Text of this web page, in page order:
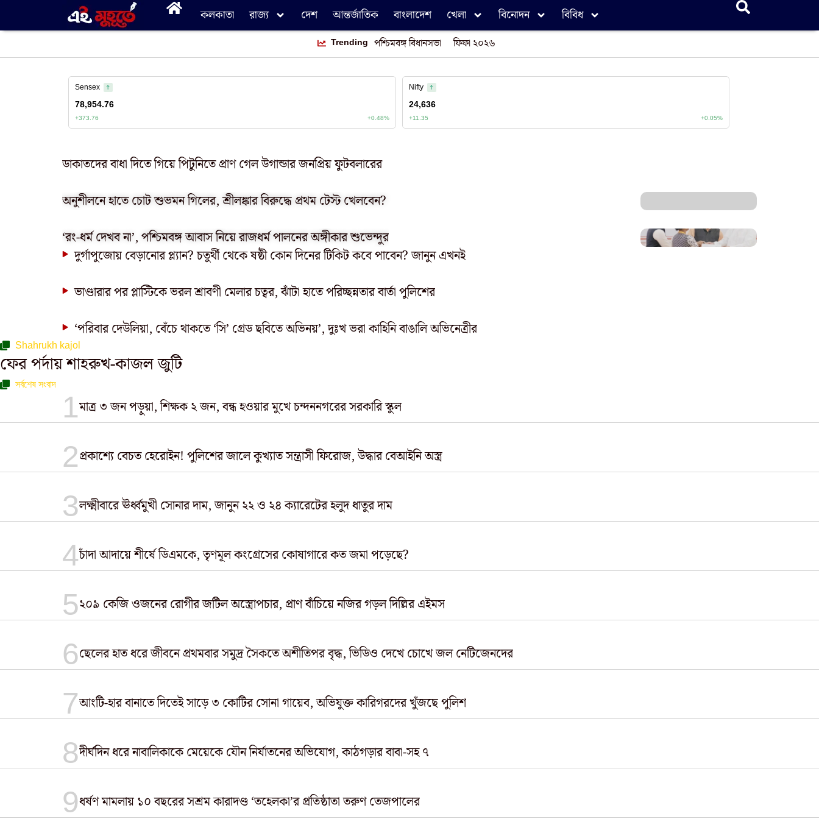
কলকাতা রাজ্য দেশ আন্তর্জাতিক বাংলাদেশ খেলা বিনোদন বিবিধ
Trending পশ্চিমবঙ্গ বিধানসভা ফিফা ২০২৬
ডাকাতদের বাধা দিতে গিয়ে পিটুনিতে প্রাণ গেল উগান্ডার জনপ্রিয় ফুটবলারের
অনুশীলনে হাতে চোট শুভমন গিলের, শ্রীলঙ্কার বিরুদ্ধে প্রথম টেস্ট খেলবেন?
‘রং-ধর্ম দেখব না’, পশ্চিমবঙ্গ আবাস নিয়ে রাজধর্ম পালনের অঙ্গীকার শুভেন্দুর
দুর্গাপুজোয় বেড়ানোর প্ল্যান? চতুর্থী থেকে ষষ্ঠী কোন দিনের টিকিট কবে পাবেন? জানুন এখনই
ভাণ্ডারার পর প্লাস্টিকে ভরল শ্রাবণী মেলার চত্বর, ঝাঁটা হাতে পরিচ্ছন্নতার বার্তা পুলিশের
‘পরিবার দেউলিয়া, বেঁচে থাকতে ‘সি’ গ্রেড ছবিতে অভিনয়’, দুঃখ ভরা কাহিনি বাঙালি অভিনেত্রীর
Shahrukh kajol
ফের পর্দায় শাহরুখ-কাজল জুটি
সর্বশেষ সংবাদ
মাত্র ৩ জন পড়ুয়া, শিক্ষক ২ জন, বন্ধ হওয়ার মুখে চন্দননগরের সরকারি স্কুল
প্রকাশ্যে বেচত হেরোইন! পুলিশের জালে কুখ্যাত সন্ত্রাসী ফিরোজ, উদ্ধার বেআইনি অস্ত্র
লক্ষ্মীবারে ঊর্ধ্বমুখী সোনার দাম, জানুন ২২ ও ২৪ ক্যারেটের হলুদ ধাতুর দাম
চাঁদা আদায়ে শীর্ষে ডিএমকে, তৃণমূল কংগ্রেসের কোষাগারে কত জমা পড়েছে?
২০৯ কেজি ওজনের রোগীর জটিল অস্ত্রোপচার, প্রাণ বাঁচিয়ে নজির গড়ল দিল্লির এইমস
ছেলের হাত ধরে জীবনে প্রথমবার সমুদ্র সৈকতে অশীতিপর বৃদ্ধ, ভিডিও দেখে চোখে জল নেটিজেনদের
আংটি-হার বানাতে দিতেই সাড়ে ৩ কোটির সোনা গায়েব, অভিযুক্ত কারিগরদের খুঁজছে পুলিশ
দীর্ঘদিন ধরে নাবালিকাকে মেয়েকে যৌন নির্যাতনের অভিযোগ, কাঠগড়ার বাবা-সহ ৭
ধর্ষণ মামলায় ১০ বছরের সশ্রম কারাদণ্ড ‘তহেলকা’র প্রতিষ্ঠাতা তরুণ তেজপালের